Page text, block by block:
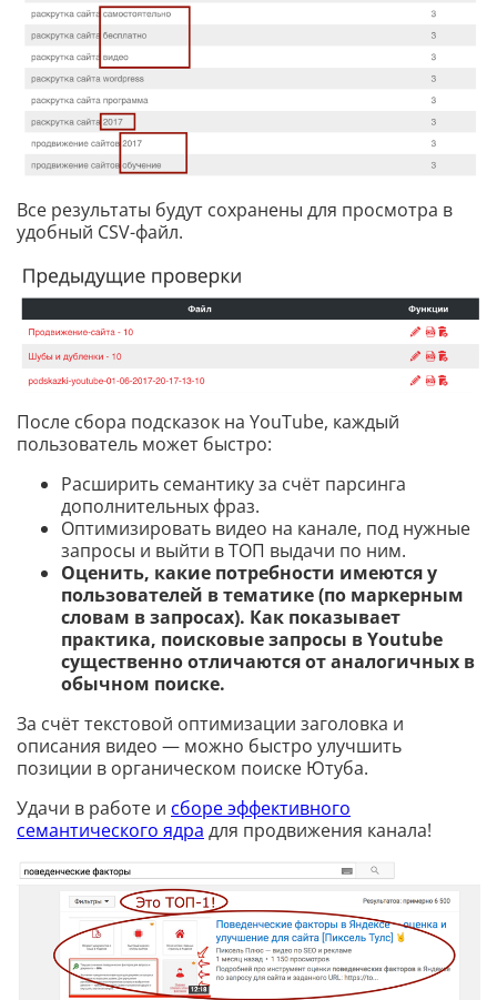
Все результаты будут сохранены для просмотра в
удобный CSV-файл.
После сбора подсказок на YouTube, каждый
пользователь может быстро:
Расширить семантику за счёт парсинга
дополнительных фраз.
Оптимизировать видео на канале, под нужные
запросы и выйти в ТОП выдачи по ним.
Оценить, какие потребности имеются у
пользователей в тематике (по маркерным
словам в запросах). Как показывает
практика, поисковые запросы в Youtube
существенно отличаются от аналогичных в
обычном поиске.
За счёт текстовой оптимизации заголовка и
описания видео — можно быстро улучшить
позиции в органическом поиске Ютуба.
Удачи в работе и сборе эффективного
семантического ядра для продвижения канала!